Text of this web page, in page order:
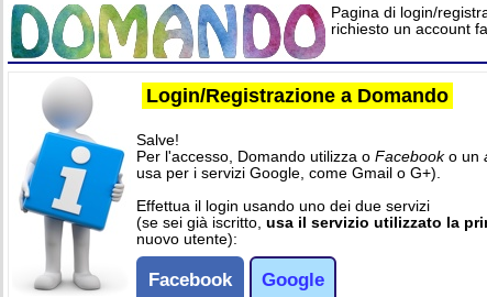
Pagina di login/
richiesto un account
Login/Registrazione a Domando
Salve!
Per l'accesso, Domando utilizza o Facebooko un
usa per i servizi Google, come Gmail o G+).
Effettua il login usando uno dei due servizi
(se sei già iscritto, usa il servizio utilizzato la
nuovo utente):
Facebook Google